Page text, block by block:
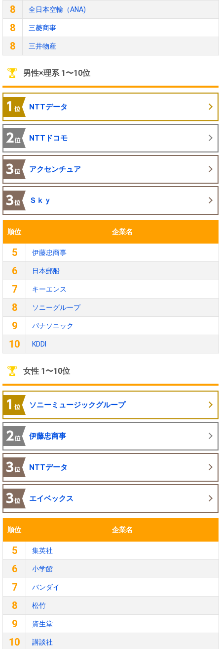
8 全日本空輸（ANA)
8 三菱商事
8 三井物産
男性×理系 1〜10位
NTTデータ
NTTドコモ
アクセンチュア
Ｓｋｙ
順位 企業名
5 伊藤忠商事
6 日本郵船
7 キーエンス
8 ソニーグループ
9 パナソニック
10 KDDI
女性 1〜10位
ソニーミュージックグループ
伊藤忠商事
NTTデータ
エイベックス
順位 企業名
5 集英社
6 小学館
7 バンダイ
8 松竹
9 資生堂
10 講談社